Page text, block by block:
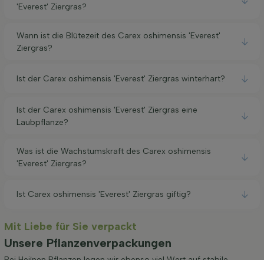
'Everest' Ziergras?
Wann ist die Blütezeit des Carex oshimensis 'Everest'
Ziergras?
Ist der Carex oshimensis 'Everest' Ziergras winterhart?
Ist der Carex oshimensis 'Everest' Ziergras eine
Laubpflanze?
Was ist die Wachstumskraft des Carex oshimensis
'Everest' Ziergras?
Ist Carex oshimensis 'Everest' Ziergras giftig?
Mit Liebe für Sie verpackt
Unsere Pflanzenverpackungen